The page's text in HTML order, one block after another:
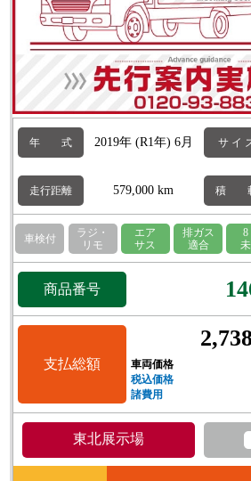
年 式 2019年 (R1年) 6月 サ イ
走行距離 579,000 km 積
車検付
ラジ・
リモ
エア
サス
排ガス
適合
8
商品番号
支払総額 車両価格
税込価格
諸費用
東北展示場